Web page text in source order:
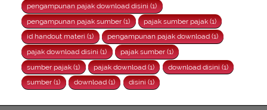
pengampunan pajak download disini (1)
pengampunan pajak sumber (1)
pajak sumber pajak (1)
id handout materi (1)
pengampunan pajak download (1)
pajak download disini (1)
pajak sumber (1)
sumber pajak (1)
pajak download (1)
download disini (1)
sumber (1)
download (1) disini (1)